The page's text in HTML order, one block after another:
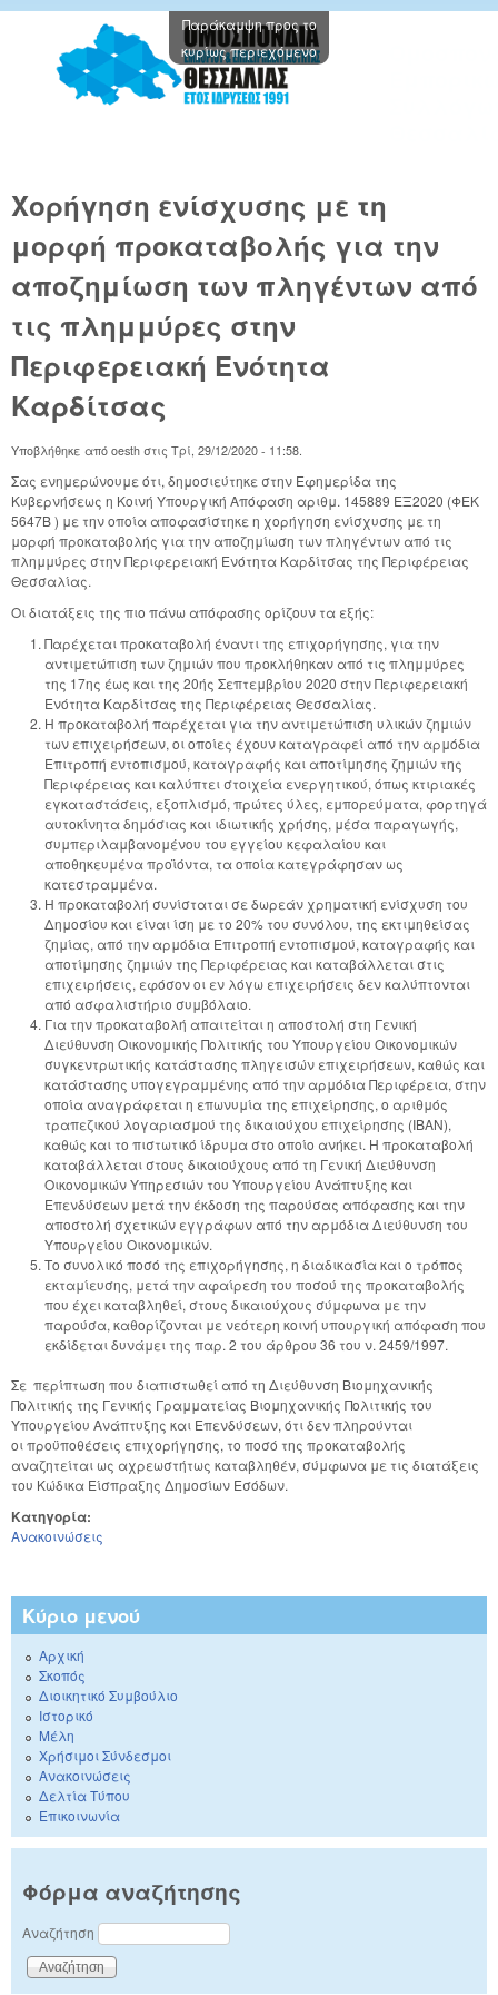
Παράκαμψη προς το
κυρίως περιεχόμενο
Χορήγηση ενίσχυσης με τη
μορφή προκαταβολής για την
αποζημίωση των πληγέντων από
τις πλημμύρες στην
Περιφερειακή Ενότητα
Καρδίτσας
Υποβλήθηκε από oesth στις Τρί, 29/12/2020 - 11:58.
Σας ενημερώνουμε ότι, δημοσιεύτηκε στην Εφημερίδα της
Κυβερνήσεως η Κοινή Υπουργική Απόφαση αριθμ. 145889 ΕΞ2020 (ΦΕΚ
5647Β ) με την οποία αποφασίστηκε η χορήγηση ενίσχυσης με τη
μορφή προκαταβολής για την αποζημίωση των πληγέντων από τις
πλημμύρες στην Περιφερειακή Ενότητα Καρδίτσας της Περιφέρειας
Θεσσαλίας.
Οι διατάξεις της πιο πάνω απόφασης ορίζουν τα εξής:
Παρέχεται προκαταβολή έναντι της επιχορήγησης, για την
αντιμετώπιση των ζημιών που προκλήθηκαν από τις πλημμύρες
της 17ης έως και της 20ής Σεπτεμβρίου 2020 στην Περιφερειακή
Ενότητα Καρδίτσας της Περιφέρειας Θεσσαλίας.
Η προκαταβολή παρέχεται για την αντιμετώπιση υλικών ζημιών
των επιχειρήσεων, οι οποίες έχουν καταγραφεί από την αρμόδια
Επιτροπή εντοπισμού, καταγραφής και αποτίμησης ζημιών της
Περιφέρειας και καλύπτει στοιχεία ενεργητικού, όπως κτιριακές
εγκαταστάσεις, εξοπλισμό, πρώτες ύλες, εμπορεύματα, φορτηγά
αυτοκίνητα δημόσιας και ιδιωτικής χρήσης, μέσα παραγωγής,
συμπεριλαμβανομένου του εγγείου κεφαλαίου και
αποθηκευμένα προϊόντα, τα οποία κατεγράφησαν ως
κατεστραμμένα.
Η προκαταβολή συνίσταται σε δωρεάν χρηματική ενίσχυση του
Δημοσίου και είναι ίση με το 20% του συνόλου, της εκτιμηθείσας
ζημίας, από την αρμόδια Επιτροπή εντοπισμού, καταγραφής και
αποτίμησης ζημιών της Περιφέρειας και καταβάλλεται στις
επιχειρήσεις, εφόσον οι εν λόγω επιχειρήσεις δεν καλύπτονται
από ασφαλιστήριο συμβόλαιο.
Για την προκαταβολή απαιτείται η αποστολή στη Γενική
Διεύθυνση Οικονομικής Πολιτικής του Υπουργείου Οικονομικών
συγκεντρωτικής κατάστασης πληγεισών επιχειρήσεων, καθώς και
κατάστασης υπογεγραμμένης από την αρμόδια Περιφέρεια, στην
οποία αναγράφεται η επωνυμία της επιχείρησης, ο αριθμός
τραπεζικού λογαριασμού της δικαιούχου επιχείρησης (IBAN),
καθώς και το πιστωτικό ίδρυμα στο οποίο ανήκει. Η προκαταβολή
καταβάλλεται στους δικαιούχους από τη Γενική Διεύθυνση
Οικονομικών Υπηρεσιών του Υπουργείου Ανάπτυξης και
Επενδύσεων μετά την έκδοση της παρούσας απόφασης και την
αποστολή σχετικών εγγράφων από την αρμόδια Διεύθυνση του
Υπουργείου Οικονομικών.
Το συνολικό ποσό της επιχορήγησης, η διαδικασία και ο τρόπος
εκταμίευσης, μετά την αφαίρεση του ποσού της προκαταβολής
που έχει καταβληθεί, στους δικαιούχους σύμφωνα με την
παρούσα, καθορίζονται με νεότερη κοινή υπουργική απόφαση που
εκδίδεται δυνάμει της παρ. 2 του άρθρου 36 του ν. 2459/1997.
Σε περίπτωση που διαπιστωθεί από τη Διεύθυνση Βιομηχανικής
Πολιτικής της Γενικής Γραμματείας Βιομηχανικής Πολιτικής του
Υπουργείου Ανάπτυξης και Επενδύσεων, ότι δεν πληρούνται
οι προϋποθέσεις επιχορήγησης, το ποσό της προκαταβολής
αναζητείται ως αχρεωστήτως καταβληθέν, σύμφωνα με τις διατάξεις
του Κώδικα Είσπραξης Δημοσίων Εσόδων.
Κατηγορία:
Ανακοινώσεις
Κύριο μενού
Αρχική
Σκοπός
Διοικητικό Συμβούλιο
Ιστορικό
Μέλη
Χρήσιμοι Σύνδεσμοι
Ανακοινώσεις
Δελτία Τύπου
Επικοινωνία
Φόρμα αναζήτησης
Αναζήτηση